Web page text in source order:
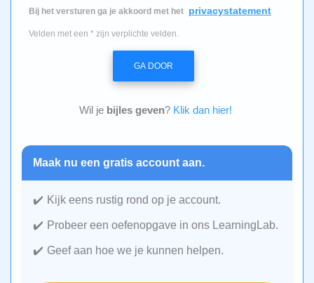
Bij het versturen ga je akkoord met het privacystatement
Velden met een * zijn verplichte velden.
GA DOOR
Wil je bijles geven? Klik dan hier!
Maak nu een gratis account aan.
Kijk eens rustig rond op je account.
Probeer een oefenopgave in ons LearningLab.
Geef aan hoe we je kunnen helpen.